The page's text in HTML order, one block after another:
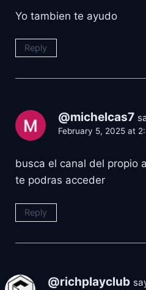
Yo tambien te ayudo
Reply
@michelcas7
February 5, 2025 at
busca el canal del propio
te podras acceder
Reply
@richplayclub